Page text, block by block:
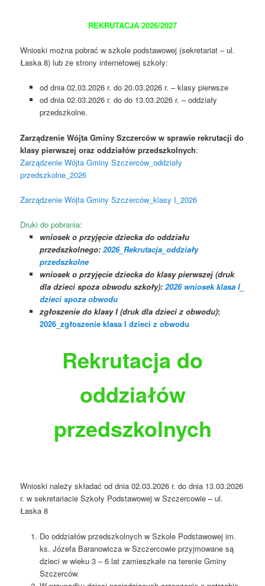
REKRUTACJA 2026/2027
Wnioski można pobrać w szkole podstawowej (sekretariat – ul.
Łaska 8) lub ze strony internetowej szkoły:
od dnia 02.03.2026 r. do 20.03.2026 r. – klasy pierwsze
od dnia 02.03.2026 r. do do 13.03.2026 r. – oddziały
przedszkolne.
Zarządzenie Wójta Gminy Szczerców w sprawie rekrutacji do
klasy pierwszej oraz oddziałów przedszkolnych:
Zarządzenie Wójta Gminy Szczerców_oddziały
przedszkolne_2026
Zarządzenie Wójta Gminy Szczerców_klasy I_2026
Druki do pobrania:
wniosek o przyjęcie dziecka do oddziału
przedszkolnego: 2026_Rekrutacja_oddziały
przedszkolne
wniosek o przyjęcie dziecka do klasy pierwszej (druk
dla dzieci spoza obwodu szkoły): 2026 wniosek klasa I_
dzieci spoza obwodu
zgłoszenie do klasy I (druk dla dzieci z obwodu):
2026_zgłoszenie klasa I dzieci z obwodu
Rekrutacja do
oddziałów
przedszkolnych
Wnioski należy składać od dnia 02.03.2026 r. do dnia 13.03.2026
r. w sekretariacie Szkoły Podstawowej w Szczercowie – ul.
Łaska 8
Do oddziałów przedszkolnych w Szkole Podstawowej im.
ks. Józefa Baranowicza w Szczercowie przyjmowane są
dzieci w wieku 3 – 6 lat zamieszkałe na terenie Gminy
Szczerców.